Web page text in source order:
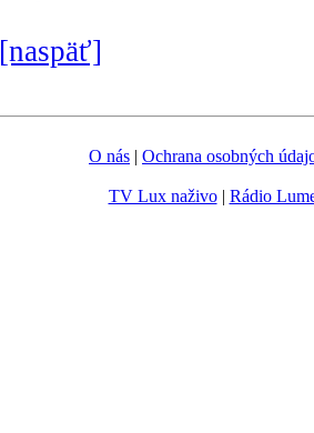
[naspäť]
O nás | Ochrana osobných
TV Lux naživo| Rádio